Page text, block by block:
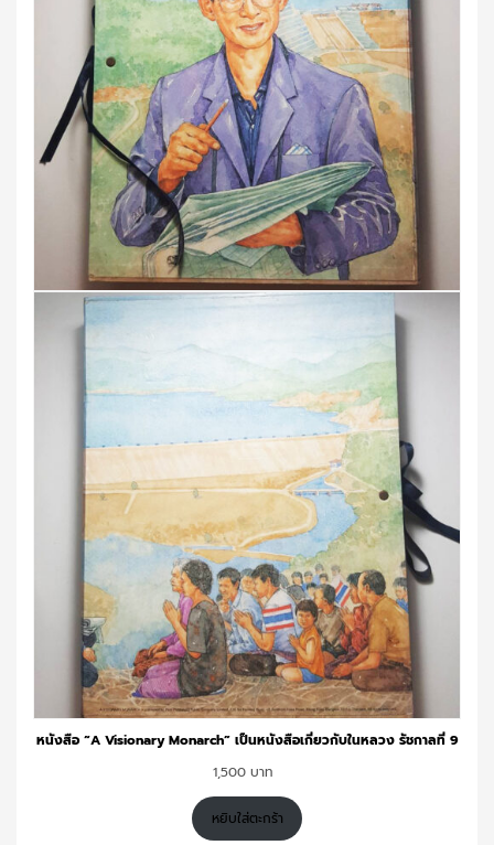
หนังสือ “A Visionary Monarch” เป็นหนังสือเกี่ยวกับในหลวง รัชกาลที่ 9
1,500
หยิบใส่ตะกร้า